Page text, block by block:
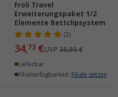
Froli Travel
Erweiterungspaket 1/2
Elemente Bettclipsystem
(2)
34,73 €UVP 39,99 €
Lieferbar
Filialverfügbarkeit: Filiale setzen